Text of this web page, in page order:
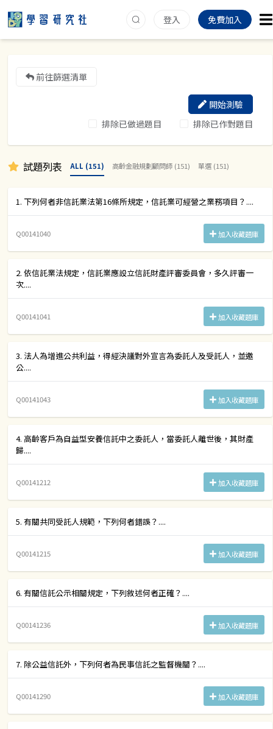
登入 免費加入
前往篩選清單
排除已做過題目 排除已作對題目
開始測驗
試題列表 ALL (151) 高齡金融規劃顧問師 (151) 單選 (151)
1. 下列何者非信託業法第16條所規定，信託業可經營之業務項目？....
Q00141040 加入收藏題庫
2. 依信託業法規定，信託業應設立信託財產評審委員會，多久評審一
次....
Q00141041 加入收藏題庫
3. 法人為增進公共利益，得經決議對外宣言為委託人及受託人，並邀
公....
Q00141043 加入收藏題庫
4. 高齡客戶為自益型安養信託中之委託人，當委託人離世後，其財產
歸....
Q00141212 加入收藏題庫
5. 有關共同受託人規範，下列何者錯誤？....
Q00141215 加入收藏題庫
6. 有關信託公示相關規定，下列敘述何者正確？....
Q00141236 加入收藏題庫
7. 除公益信託外，下列何者為民事信託之監督機關？....
Q00141290 加入收藏題庫